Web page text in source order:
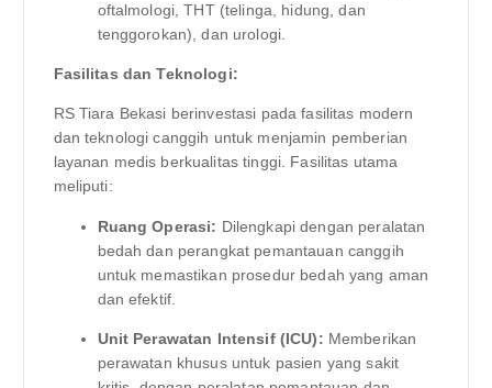
oftalmologi, THT (telinga, hidung, dan
tenggorokan), dan urologi.
Fasilitas dan Teknologi:
RS Tiara Bekasi berinvestasi pada fasilitas modern
dan teknologi canggih untuk menjamin pemberian
layanan medis berkualitas tinggi. Fasilitas utama
meliputi:
Ruang Operasi: Dilengkapi dengan peralatan
bedah dan perangkat pemantauan canggih
untuk memastikan prosedur bedah yang aman
dan efektif.
Unit Perawatan Intensif (ICU): Memberikan
perawatan khusus untuk pasien yang sakit